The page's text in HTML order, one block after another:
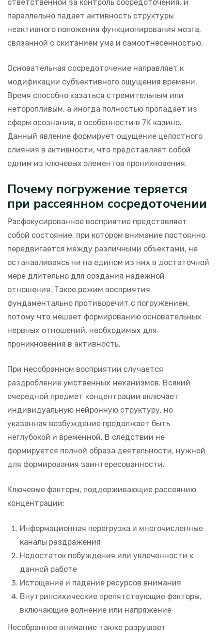
ответственной за контроль сосредоточения, и
параллельно падает активность структуры
неактивного положения функционирования мозга,
связанной с скитанием ума и самоотнесенностью.
Основательная сосредоточение направляет к
модификации субъективного ощущения времени.
Время способно казаться стремительным или
неторопливым, а иногда полностью пропадает из
сферы осознания, в особенности в 7К казино.
Данный явление формирует ощущение целостного
слияния в активности, что представляет собой
одним из ключевых элементов проникновения.
Почему погружение теряется
при рассеянном сосредоточении
Расфокусированное восприятие представляет
собой состояние, при котором внимание постоянно
передвигается между различными объектами, не
останавливаясь ни на едином из них в достаточной
мере длительно для создания надежной
отношения. Такое режим восприятия
фундаментально противоречит с погружением,
потому что мешает формированию основательных
нервных отношений, необходимых для
проникновения в активность.
При несобранном восприятии случается
раздробление умственных механизмов. Всякий
очередной предмет концентрации включает
индивидуальную нейронную структуру, но
указанная возбуждение продолжает быть
неглубокой и временной. В следствии не
формируется полной образа деятельности, нужной
для формирования заинтересованности.
Ключевые факторы, поддерживающие рассеянию
концентрации:
Информационная перегрузка и многочисленные
каналы раздражения
Недостаток побуждения или увлеченности к
данной работе
Истощение и падение ресурсов внимания
Внутрипсихические препятствующие факторы,
включающие волнение или напряжение
Несобранное внимание также разрушает